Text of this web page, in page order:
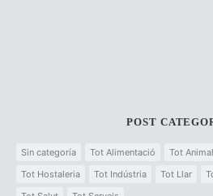
POST
Sin categoría Tot Alimentació Tot
Tot Hostaleria
Tot Indústria Tot Llar